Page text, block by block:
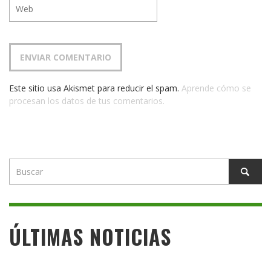
Este sitio usa Akismet para reducir el spam. Aprende cómo se
procesan los datos de tus comentarios.
ÚLTIMAS NOTICIAS